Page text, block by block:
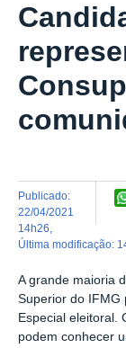
publicado:
22/04/2021
14h26
última modificação:
A grande maioria
Superior do IFMG
Especial eleitoral.
podem conhecer